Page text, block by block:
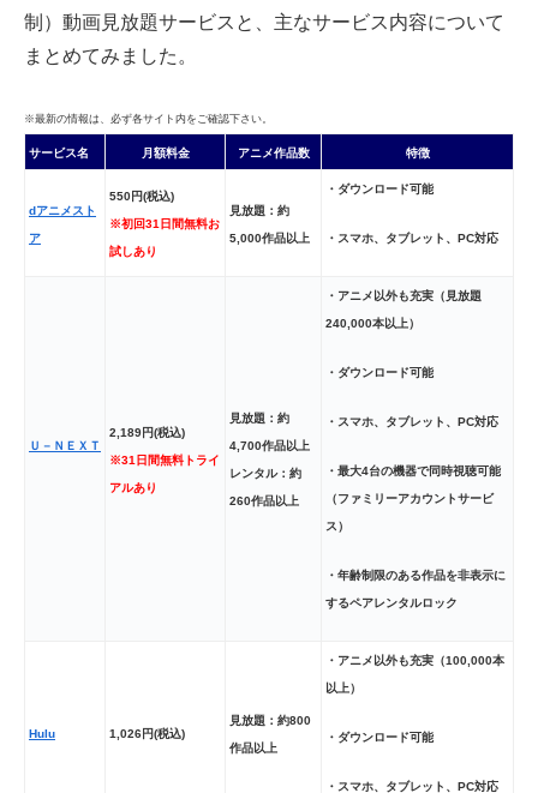
制）動画見放題サービスと、主なサービス内容について
まとめてみました。
※最新の情報は、必ず各サイト内をご確認下さい。
サービス名 月額料金 アニメ作品数 特徴
dアニメスト
ア
550円(税込)
※初回31日間無料お
試しあり
見放題：約
5,000作品以上
・ダウンロード可能
・スマホ、タブレット、PC対応
Ｕ－ＮＥＸＴ
2,189円(税込)
※31日間無料トライ
アルあり
見放題：約
4,700作品以上
レンタル：約
260作品以上
・アニメ以外も充実（見放題
240,000本以上）
・ダウンロード可能
・スマホ、タブレット、PC対応
・最大4台の機器で同時視聴可能
（ファミリーアカウントサービ
ス）
・年齢制限のある作品を非表示に
するペアレンタルロック
Hulu 1,026円(税込)
見放題：約800
作品以上
・アニメ以外も充実（100,000本
以上）
・ダウンロード可能
・スマホ、タブレット、PC対応